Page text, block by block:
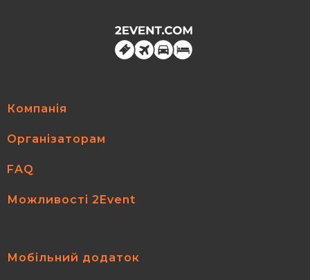
Компанія
Організаторам
FAQ
Можливості 2Event
Мобільний додаток